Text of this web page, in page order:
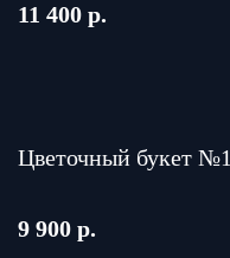
11 400 р.
Цветочный букет №1
9 900 р.